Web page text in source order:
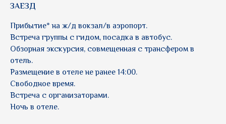
ЗАЕЗД
Прибытие* на ж/д вокзал/в аэропорт.
Встреча группы с гидом, посадка в автобус.
Обзорная экскурсия, совмещенная с трансфером в
отель.
Размещение в отеле не ранее 14:00.
Свободное время.
Встреча с организаторами.
Ночь в отеле.